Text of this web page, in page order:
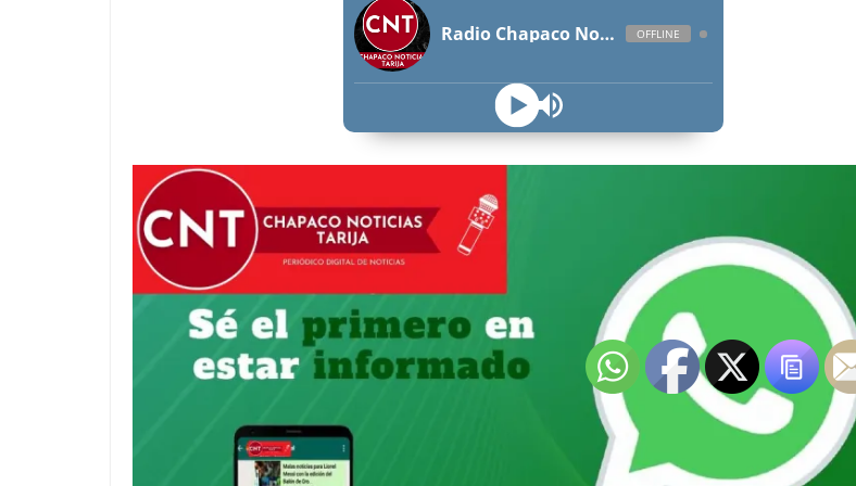
Radio Chapaco Noticias Las 24 horas en vivo OFFLINE